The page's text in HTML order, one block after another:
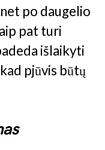
po daugelio
pat turi
išlaikyti
pjūvis būtų